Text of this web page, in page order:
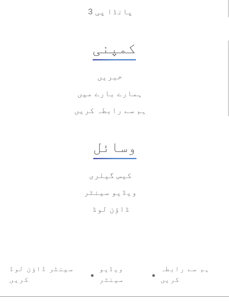
پانڈا پی 3
کمپنی
خبریں
ہمارے بارے میں
ہم سے رابطہ کریں
وسائل
کیس گیلری
ویڈیو سینٹر
ڈاؤن لوڈ
سینٹر ڈاؤن لوڈ
کریں
ویڈیو
سینٹر
ہم سے رابطہ
کریں